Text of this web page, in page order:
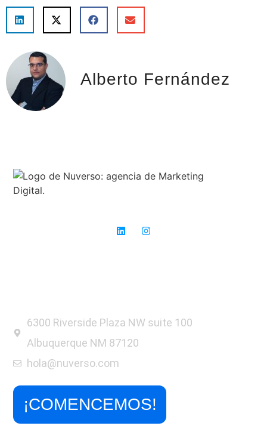
Alberto Fernández
6300 Riverside Plaza NW suite 100
Albuquerque NM 87120
hola@nuverso.com
¡COMENCEMOS!